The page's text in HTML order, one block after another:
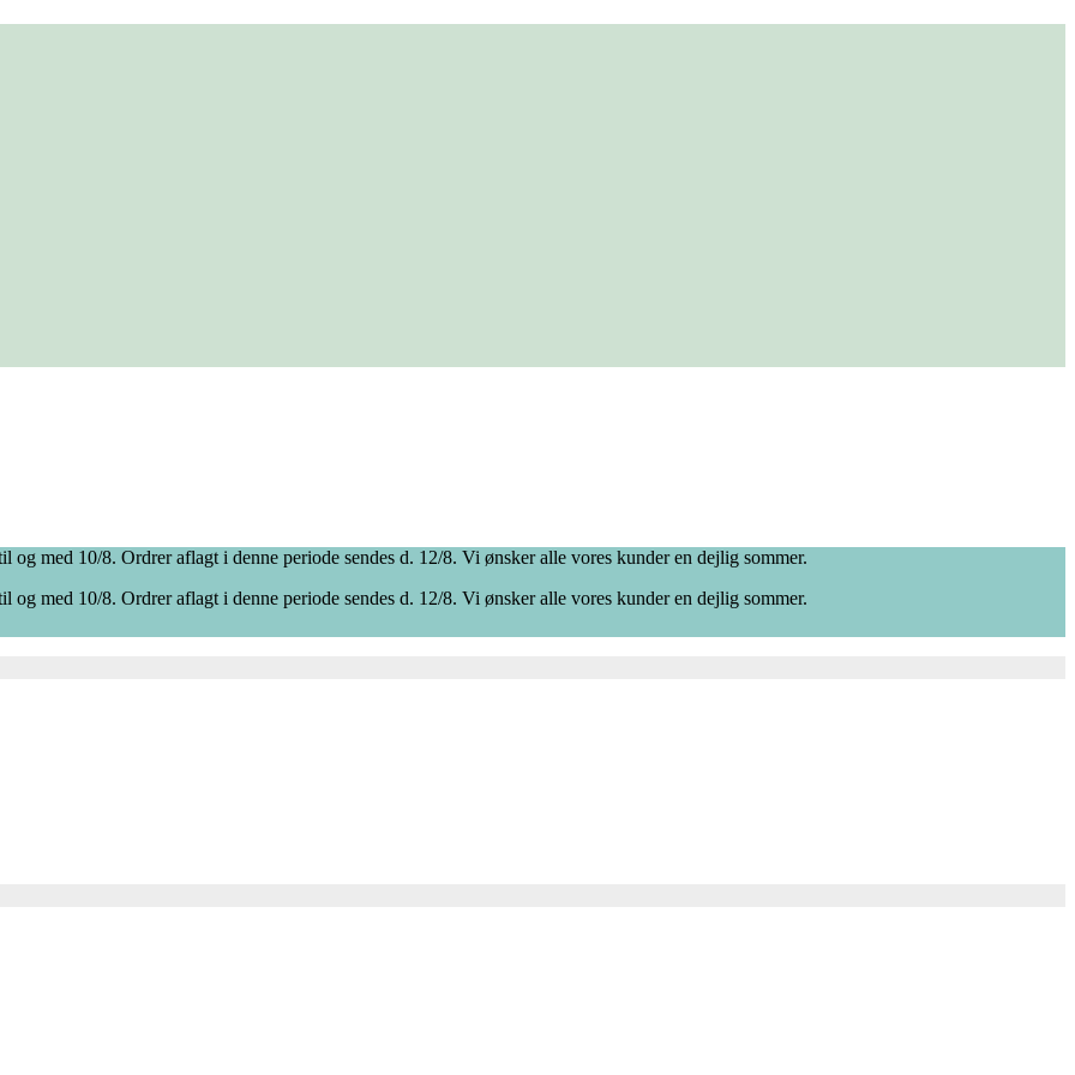
med 10/8. Ordrer aflagt i denne periode sendes d. 12/8. Vi ønsker alle vores kunder en dejlig sommer.
med 10/8. Ordrer aflagt i denne periode sendes d. 12/8. Vi ønsker alle vores kunder en dejlig sommer.